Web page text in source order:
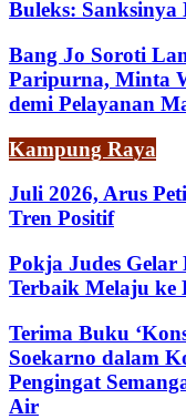
Buleks:
Bang Jo Soroti
Paripurna, Minta
demi Pelayanan
Kampung Raya
Juli 2026, Arus
Tren Positif
Pokja Judes
Terbaik Melaju ke
Terima Buku
Soekarno dalam
Pengingat
Air